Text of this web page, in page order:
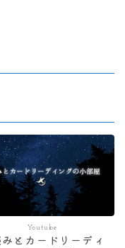
Youtube
みとカードリーディ